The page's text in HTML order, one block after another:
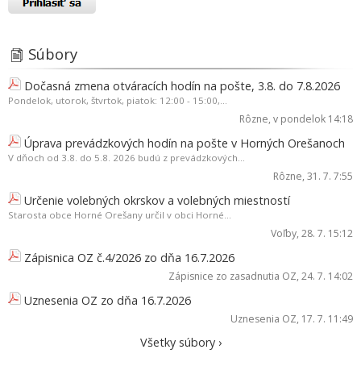
Súbory
Dočasná zmena otváracích hodín na pošte, 3.8. do 7.8.2026
Pondelok, utorok, štvrtok, piatok: 12:00 - 15:00,...
Rôzne, v pondelok 14:18
Úprava prevádzkových hodín na pošte v Horných Orešanoch
V dňoch od 3.8. do 5.8. 2026 budú z prevádzkových...
Rôzne, 31. 7. 7:55
Určenie volebných okrskov a volebných miestností
Starosta obce Horné Orešany určil v obci Horné...
Voľby, 28. 7. 15:12
Zápisnica OZ č.4/2026 zo dňa 16.7.2026
Zápisnice zo zasadnutia OZ, 24. 7. 14:02
Uznesenia OZ zo dňa 16.7.2026
Uznesenia OZ, 17. 7. 11:49
Všetky súbory ›